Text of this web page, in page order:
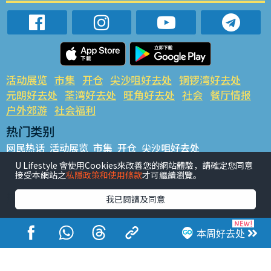
本周好去处
活动展览 市集 开仓 尖沙咀好去处 铜锣湾好去处
元朗好去处 荃湾好去处 旺角好去处 社会 餐厅情报
户外郊游 社会福利
热门类别
网民热话 活动展览 市集 开仓 尖沙咀好去处
铜锣湾好去处 元朗好去处 荃湾好去处 旺角好去处 社会
餐厅情报 户外郊游
热门标签
#UGO揾好去处 #人气活动推介 #美食社群热话
#亲子玩乐好去处
#ULifestyle应用程式
#限时抢
#UJetso礼物放送
#ULifestyle商户中心 #著数 #网络热话
U Lifestyle 會使用Cookies來改善您的網站體驗，請確定您同意
接受本網站之私隱政策和使用條款才可繼續瀏覽。
我已閱讀及同意